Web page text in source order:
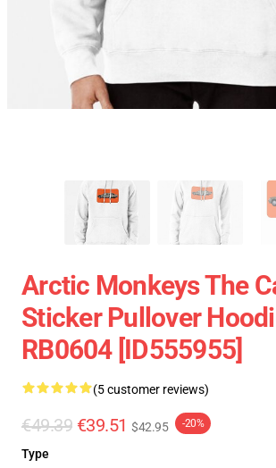
Arctic Monkeys The
Sticker Pullover
RB0604 [ID555955]
(5 customer reviews)
€49.39 €39.51 $42.95 -20%
Type